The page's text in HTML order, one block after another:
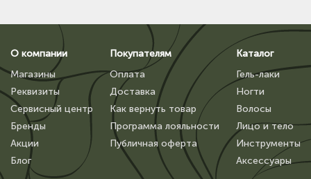
О компании
Магазины
Реквизиты
Сервисный центр
Бренды
Акции
Блог
Покупателям
Оплата
Доставка
Как вернуть товар
Программа лояльности
Публичная оферта
Каталог
Гель-лаки
Ногти
Волосы
Лицо и тело
Инструменты
Аксессуары